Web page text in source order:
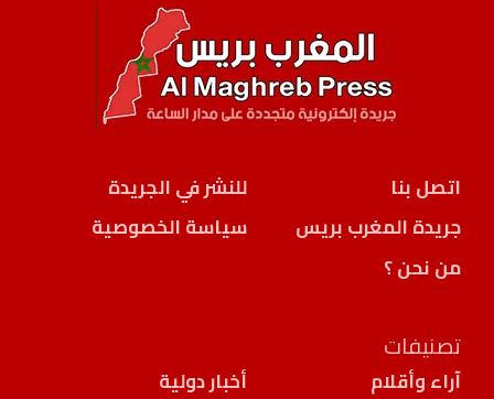
اتصل بنا
للنشر في الجريدة
جريدة المغرب بريس
سياسة الخصوصية
من نحن ؟
تصنيفات
آراء وأقلام أخبار دولية